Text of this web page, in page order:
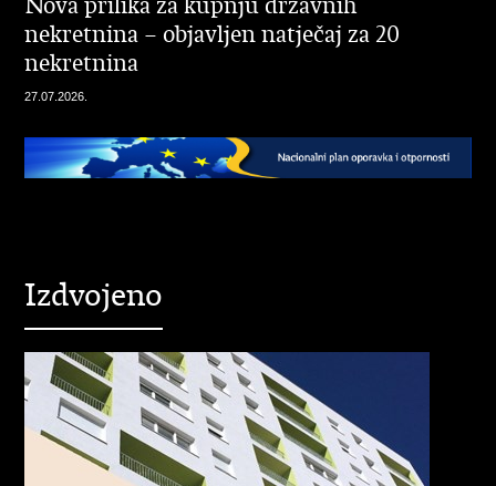
Nova prilika za kupnju državnih
nekretnina – objavljen natječaj za 20
nekretnina
27.07.2026.
Izdvojeno